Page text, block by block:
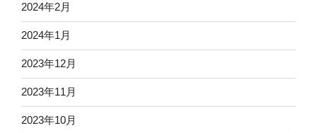
2024年2月
2024年1月
2023年12月
2023年11月
2023年10月